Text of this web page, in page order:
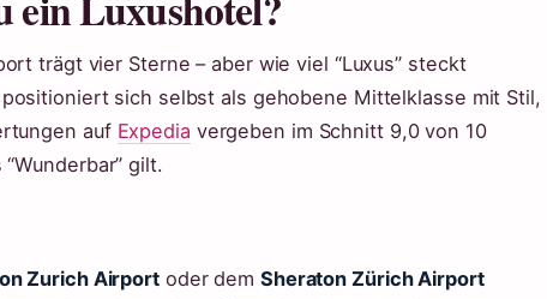
trägt vier Sterne – aber wie viel “Luxus” steckt
sich selbst als gehobene Mittelklasse mit Stil,
auf Expedia vergeben im Schnitt 9,0 von 10
gilt.
Zurich Airportoder dem Sheraton Zürich Airport